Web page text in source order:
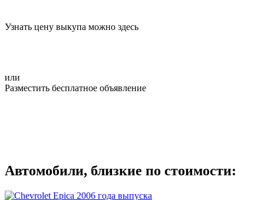
Узнать цену выкупа можно здесь
или
Разместить бесплатное объявление
Автомобили, близкие по стоимости: